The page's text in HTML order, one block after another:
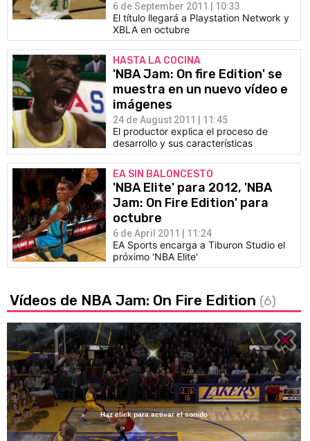
6 de September 2011 | 10:33
El título llegará a Playstation Network y
XBLA en octubre
HASTA LA COCINA
'NBA Jam: On fire Edition' se
muestra en un nuevo vídeo e
imágenes
24 de August 2011 | 11:45
El productor explica el proceso de
desarrollo y sus características
EA SIN BALONCESTO
'NBA Elite' para 2012, 'NBA
Jam: On Fire Edition' para
octubre
6 de April 2011 | 11:24
EA Sports encarga a Tiburon Studio el
próximo 'NBA Elite'
Vídeos de NBA Jam: On Fire Edition (6)
Loaded:
Haz click para activar el sonido